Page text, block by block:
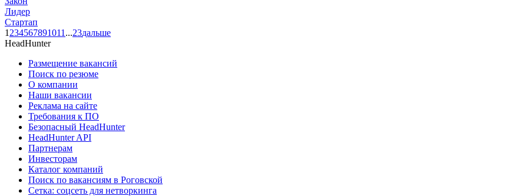
Лидер
Стартап
1 234567891011 ...23дальше
HeadHunter
Размещение вакансий
Поиск по резюме
О компании
Наши вакансии
Реклама на сайте
Требования к ПО
Безопасный HeadHunter
HeadHunter API
Партнерам
Инвесторам
Каталог компаний
Поиск по вакансиям в Роговской
Сетка: соцсеть для нетворкинга